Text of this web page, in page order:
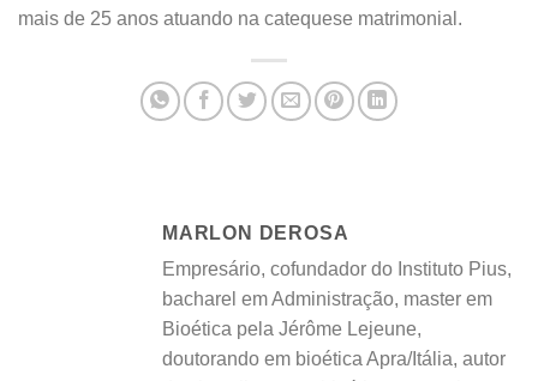
mais de 25 anos atuando na catequese matrimonial.
MARLON DEROSA
Empresário, cofundador do Instituto Pius,
bacharel em Administração, master em
Bioética pela Jérôme Lejeune,
doutorando em bioética Apra/Itália, autor